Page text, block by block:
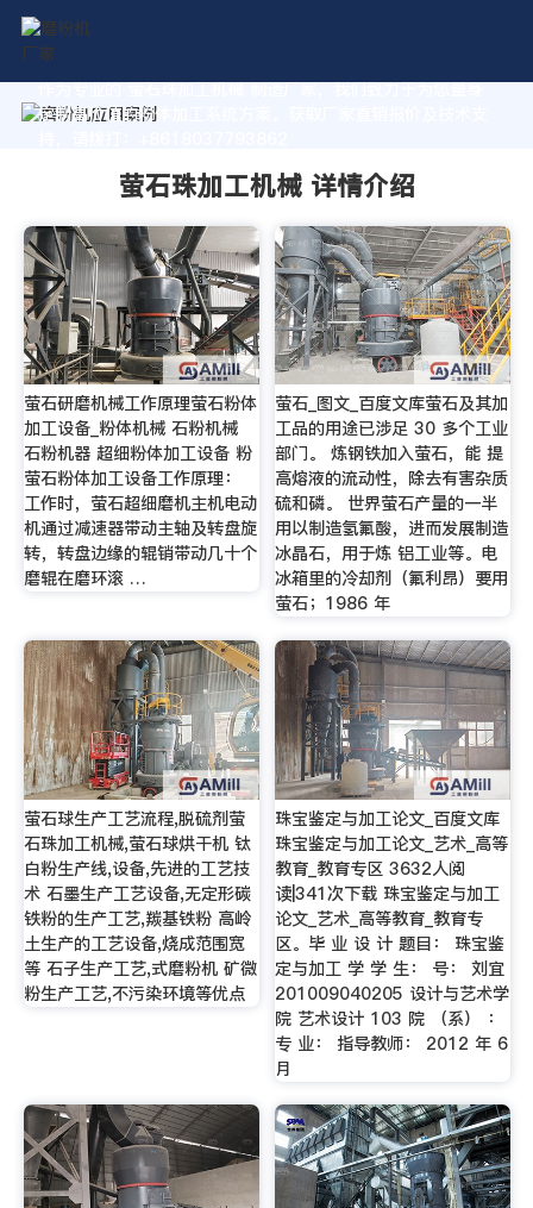
作为专业的 萤石珠加工机械 制造厂家，我们致力于为您量身
定制高价值的粉体加工系统方案。获取厂家直销报价及技术支
萤石珠加工机械 详情介绍
萤石研磨机械工作原理萤石粉体
加工设备_粉体机械 石粉机械
石粉机器 超细粉体加工设备 粉
萤石粉体加工设备工作原理：
工作时，萤石超细磨机主机电动
机通过减速器带动主轴及转盘旋
转，转盘边缘的辊销带动几十个
磨辊在磨环滚 …
萤石_图文_百度文库萤石及其加
工品的用途已涉足 30 多个工业
部门。 炼钢铁加入萤石，能 提
高熔液的流动性，除去有害杂质
硫和磷。 世界萤石产量的一半
用以制造氢氟酸，进而发展制造
冰晶石，用于炼 铝工业等。电
冰箱里的冷却剂（氟利昂）要用
萤石；1986 年
萤石球生产工艺流程,脱硫剂萤
石珠加工机械,萤石球烘干机 钛
白粉生产线,设备,先进的工艺技
术 石墨生产工艺设备,无定形碳
铁粉的生产工艺,羰基铁粉 高岭
土生产的工艺设备,烧成范围宽
等 石子生产工艺,式磨粉机 矿微
粉生产工艺,不污染环境等优点
珠宝鉴定与加工论文_百度文库
珠宝鉴定与加工论文_艺术_高等
教育_教育专区 3632人阅
读|341次下载 珠宝鉴定与加工
论文_艺术_高等教育_教育专
区。毕 业 设 计 题目： 珠宝鉴
定与加工 学 学 生： 号： 刘宜
201009040205 设计与艺术学
院 艺术设计 103 院 （系） ：
专 业： 指导教师： 2012 年 6
月